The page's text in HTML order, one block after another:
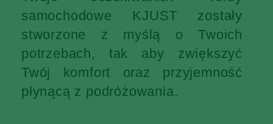
samochodowe KJUST zostały
stworzone z myślą o Twoich
potrzebach, tak aby zwiększyć
Twój komfort oraz przyjemność
płynącą z podróżowania.